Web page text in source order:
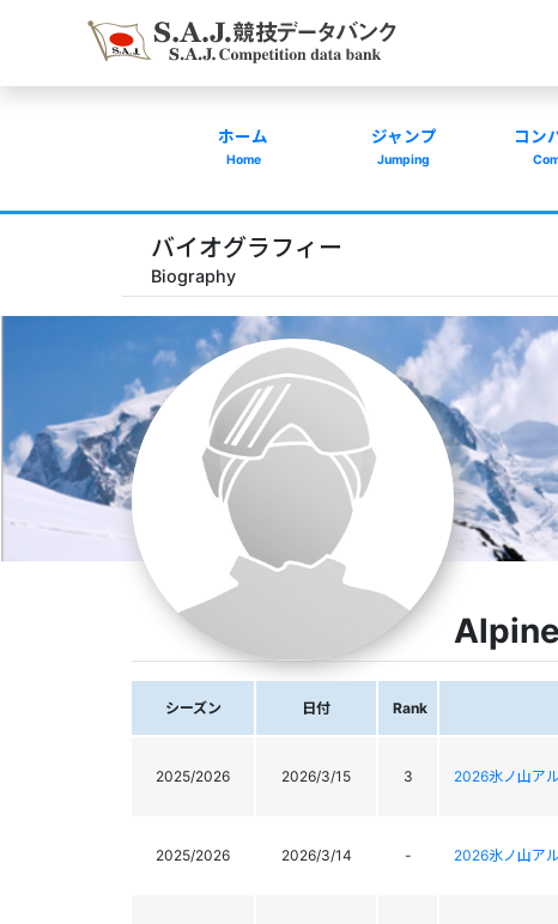
ホーム
Home
ジャンプ
Jumping
コン
バイオグラフィー
Biography
Alpine
シーズン 日付 Rank
2025/2026 2026/3/15 3 2026氷ノ山ア
2025/2026 2026/3/14 - 2026氷ノ山ア